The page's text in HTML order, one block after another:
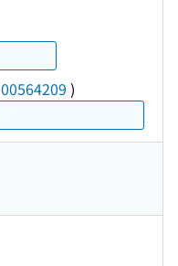
00564209 )